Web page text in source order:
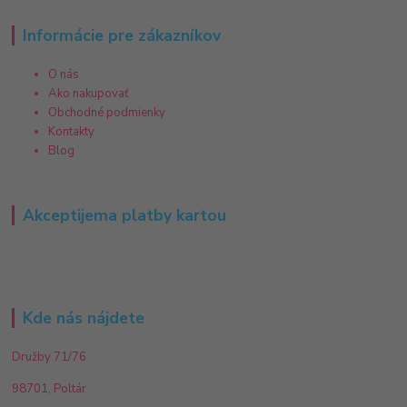
Informácie pre zákazníkov
O nás
Ako nakupovať
Obchodné podmienky
Kontakty
Blog
Akceptijema platby kartou
Kde nás nájdete
Družby 71/76
98701, Poltár